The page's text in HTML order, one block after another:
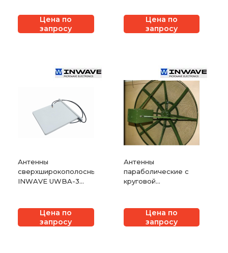
Цена по
запросу
Цена по
запросу
Антенны
сверхширокополосные
INWAVE UWBA-3
Цена по
запросу
Антенны
параболические с
круговой
1610.ПАР.Круг
Цена по
запросу